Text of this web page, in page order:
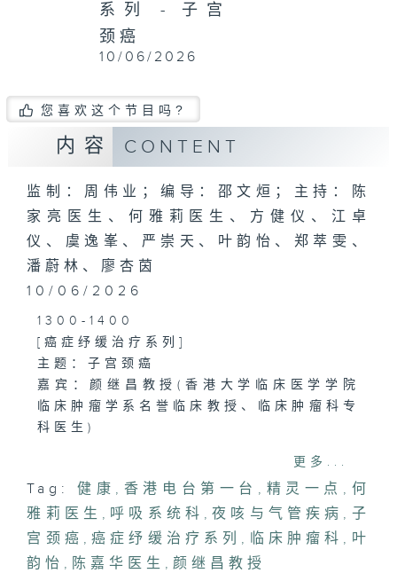
系列 - 子宫
颈癌
10/06/2026
您喜欢这个节目吗?
内容 CONTENT
监制：周伟业；编导：邵文烜；主持：陈
家亮医生、何雅莉医生、方健仪、江卓
仪、虞逸峯、严崇天、叶韵怡、郑萃雯、
潘蔚林、廖杏茵
10/06/2026
1300-1400
[癌症纾缓治疗系列]
主题：子宫颈癌
嘉宾：颜继昌教授(香港大学临床医学学院
临床肿瘤学系名誉临床教授、临床肿瘤科专
科医生)
主题：夜咳与气管疾病
嘉宾：陈嘉华医生(呼吸系统科专科医生)
更多...
Tag: 健康 , 香港电台第一台 , 精灵一点 , 何
雅莉医生 , 呼吸系统科 ,夜咳与气管疾病 , 子
宫颈癌 , 癌症纾缓治疗系列 , 临床肿瘤科 , 叶
韵怡 , 陈嘉华医生 ,颜继昌教授